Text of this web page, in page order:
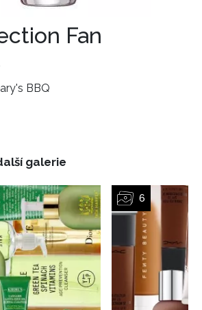
Fan
BBQ
galerie